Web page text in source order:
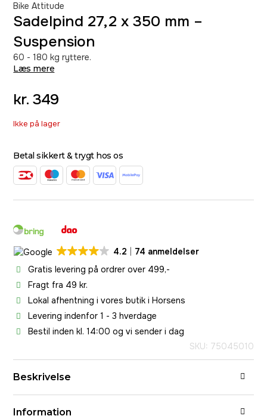
Bike Attitude
Sadelpind 27,2 x 350 mm –
Suspension
60 - 180 kg ryttere.
Læs mere
kr. 349
Ikke på lager
Betal sikkert & trygt hos os
4.2
74 anmeldelser
Gratis levering på ordrer over 499,-
Fragt fra 49 kr.
Lokal afhentning i vores butik i Horsens
Levering indenfor 1 - 3 hverdage
Bestil inden kl. 14:00 og vi sender i dag
SKU: 75045010
Beskrivelse
Information